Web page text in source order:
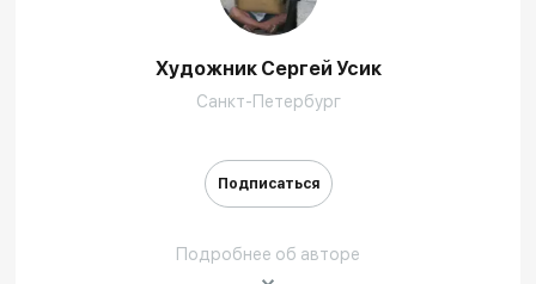
Художники
Услуги
Контакты
Художник Сергей Усик
Санкт-Петербург
Подписаться
Подробнее об авторе